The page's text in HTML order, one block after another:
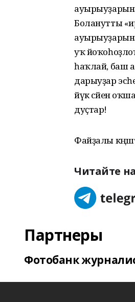
Боланутты
уҡ
һаҡлай, баш
дарыуҙар
йүкә сәйенә
дуҫтар!
Файҙалы
Читайте
Партнеры
Фотобанк